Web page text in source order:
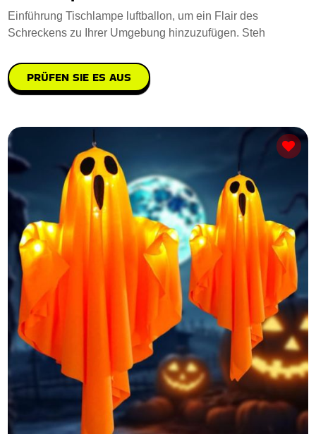
Einführung Tischlampe luftballon, um ein Flair des
Schreckens zu Ihrer Umgebung hinzuzufügen. Steh
PRÜFEN SIE ES AUS